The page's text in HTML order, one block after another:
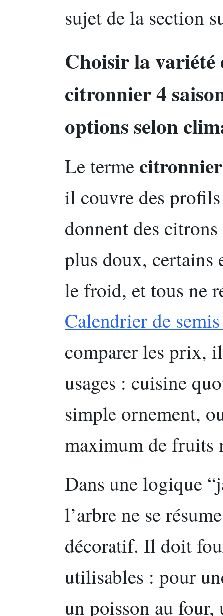
sujet de la section
Choisir la
citronnier 4
options selon
Le terme
il couvre des
donnent des
plus doux, certains
le froid, et tous ne
Calendrier de
comparer les prix,
usages : cuisine
simple ornement,
maximum de fruits
Dans une logique
l’arbre ne se
décoratif. Il doit
utilisables : pour
un poisson au four,